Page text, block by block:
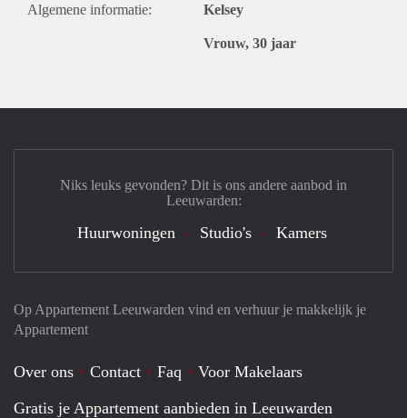
Algemene informatie: Kelsey
Vrouw, 30 jaar
Op Appartement Leeuwarden vind en verhuur je makkelijk je
Appartement
Over ons Contact Faq
Voor Makelaars
Gratis je Appartement aanbieden in Leeuwarden
Niks leuks gevonden? Dit is ons andere aanbod in
Leeuwarden:
Huurwoningen Studio's Kamers